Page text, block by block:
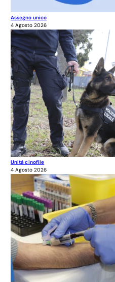
Assegno unico
4 Agosto 2026
Unità cinofile
4 Agosto 2026